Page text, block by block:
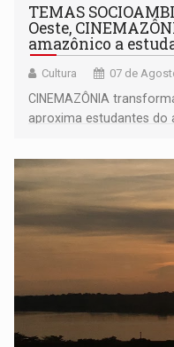
TEMAS
Oeste,
amazônico a
Cultura 07 de
CINEMAZÔNIA
aproxima estudantes do